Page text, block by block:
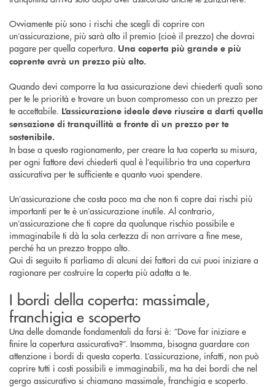
Ovviamente più sono i rischi che scegli di coprire con
un’assicurazione, più sarà alto il premio (cioè il prezzo) che dovrai
pagare per quella copertura. Una coperta più grande e più
coprente avrà un prezzo più alto.
Quando devi comporre la tua assicurazione devi chiederti quali sono
per te le priorità e trovare un buon compromesso con un prezzo per
te accettabile. L’assicurazione ideale deve riuscire a darti quella
sensazione di tranquillità a fronte di un prezzo per te
sostenibile.
In base a questo ragionamento, per creare la tua coperta su misura,
per ogni fattore devi chiederti qual è l’equilibrio tra una copertura
assicurativa per te sufficiente e quanto vuoi spendere.
Un’assicurazione che costa poco ma che non ti copre dai rischi più
importanti per te è un’assicurazione inutile. Al contrario,
un’assicurazione che ti copre da qualunque rischio possibile e
immaginabile ti dà la sola certezza di non arrivare a fine mese,
perché ha un prezzo troppo alto.
Qui di seguito ti parliamo di alcuni dei fattori da cui puoi iniziare a
ragionare per costruire la coperta più adatta a te.
I bordi della coperta: massimale,
franchigia e scoperto
Una delle domande fondamentali da farsi è: “Dove far iniziare e
finire la copertura assicurativa?”. Insomma, bisogna guardare con
attenzione i bordi di questa coperta. L’assicurazione, infatti, non può
coprire tutti i costi possibili e immaginabili, ma ha dei bordi che nel
gergo assicurativo si chiamano massimale, franchigia e scoperto.